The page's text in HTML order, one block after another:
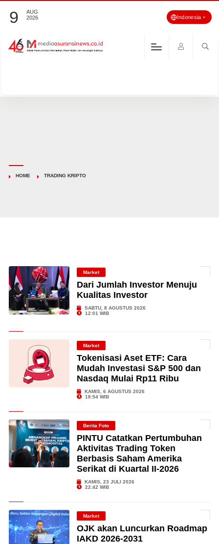
9
AUG
2026
Indonesia
HOME TRADING KRIPTO
Market
Dari Jumlah Investor Menuju
Kualitas Investor
SABTU, 8 AGUSTUS 2026
12:01 WIB
Market
Tokenisasi Aset ETF: Cara
Mudah Investasi S&P 500 dan
Nasdaq Mulai Rp11 Ribu
KAMIS, 6 AGUSTUS 2026
18:54 WIB
Berita Foto
PINTU Catatkan Pertumbuhan
Aktivitas Trading Token
Berbasis Saham Amerika
Serikat di Kuartal II-2026
KAMIS, 23 JULI 2026
22:42 WIB
Market
OJK akan Luncurkan Roadmap
IAKD 2026-2031